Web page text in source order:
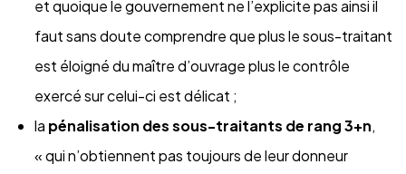
et quoique le gouvernement ne l’explicite pas ainsi il
faut sans doute comprendre que plus le sous-traitant
est éloigné du maître d’ouvrage plus le contrôle
exercé sur celui-ci est délicat ;
la pénalisation des sous-traitants de rang 3+n,
« qui n’obtiennent pas toujours de leur donneur